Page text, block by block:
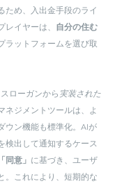
ため、入出金手段のライ
イヤーは、 自分の住む
ラットフォームを選び取
ローガンから 実装された
ネジメントツールは、よ
ウン機能も標準化。AIが
検出して通知するケース
同意」 に基づき、ユーザ
。これにより、短期的な